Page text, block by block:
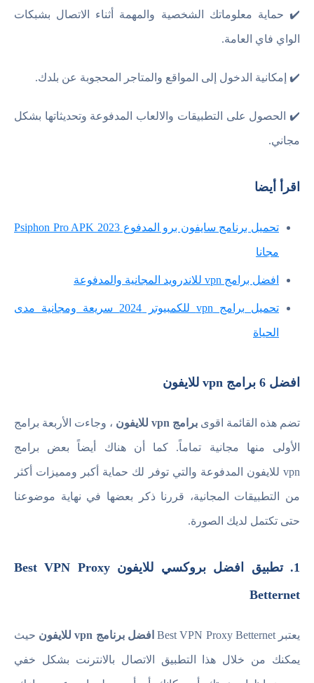
✔️ حماية معلوماتك الشخصية والمهمة أثناء الاتصال بشبكات
الواي فاي العامة.
✔️ إمكانية الدخول إلى المواقع والمتاجر المحجوبة عن بلدك.
✔️ الحصول على التطبيقات والالعاب المدفوعة وتحديثاتها بشكل
مجاني.
اقرأ أيضا
تحميل برنامج سايفون برو المدفوع Psiphon Pro APK 2023
مجانا
افضل برامج vpn للاندرويد المجانية والمدفوعة
تحميل برامج vpn للكمبيوتر 2024 سريعة ومجانية مدى
الحياة
افضل 6 برامج vpn للايفون
تضم هذه القائمة اقوى برامج vpn للايفون ، وجاءت الأربعة برامج
الأولى منها مجانية تماماً. كما أن هناك أيضاً بعض برامج
vpn للايفون المدفوعة والتي توفر لك حماية أكبر ومميزات أكثر
من التطبيقات المجانية، قررنا ذكر بعضها في نهاية موضوعنا
حتى تكتمل لديك الصورة.
1. تطبيق افضل بروكسي للايفون Best VPN Proxy
Betternet
يعتبر Best VPN Proxy Betternet افضل برنامج vpn للايفون حيث
يمكنك من خلال هذا التطبيق الاتصال بالانترنت بشكل خفي